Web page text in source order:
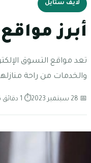
لايف ستايل
أبرز مواقع
تعد مواقع التسوق
والخدمات من راحة
📅 28 سبتمبر 2023 ⏱ 1 دقائق قراءة